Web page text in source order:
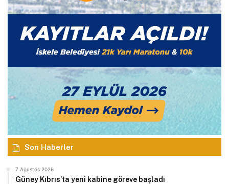
Son Haberler
7 Ağustos 2026
Güney Kıbrıs’ta yeni kabine göreve başladı